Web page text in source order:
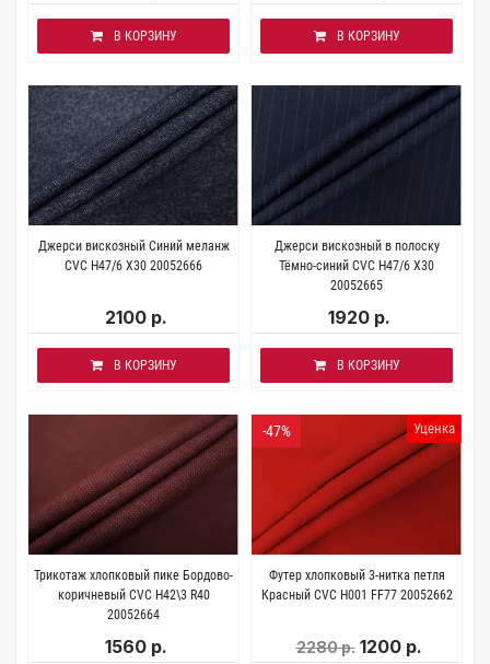
В КОРЗИНУ В КОРЗИНУ
Джерси вискозный Синий меланж
CVC Н47/6 X30 20052666
2100 р.
В КОРЗИНУ
Джерси вискозный в полоску
Тёмно-синий CVC H47/6 X30
20052665
1920 р.
В КОРЗИНУ
Трикотаж хлопковый пике Бордово-
коричневый CVC H42\3 R40
20052664
1560 р.
Уценка
-47%
Футер хлопковый 3-нитка петля
Красный CVC H001 FF77 20052662
2280 р. 1200 р.